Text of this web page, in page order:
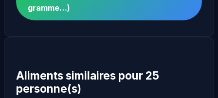
gramme…)
Aliments similaires pour 25
personne(s)